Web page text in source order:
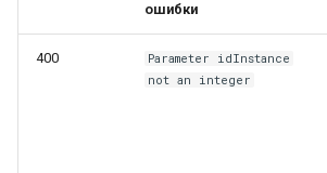
ошибки
400
Parameter idInstance
not an integer